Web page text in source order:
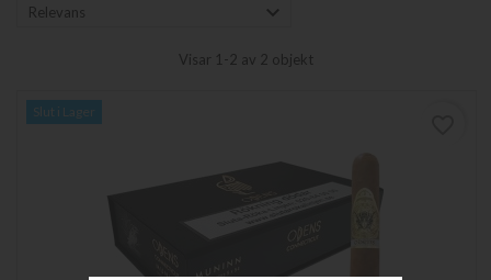
Relevans 
Visar 1-2 av 2 objekt
Slut i Lager